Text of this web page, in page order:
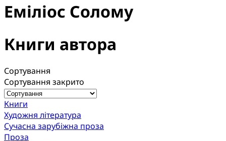
Еміліос Солому
Книги автора
Сортування
Сортування закрито
Книги
Художня література
Сучасна зарубіжна проза
Проза